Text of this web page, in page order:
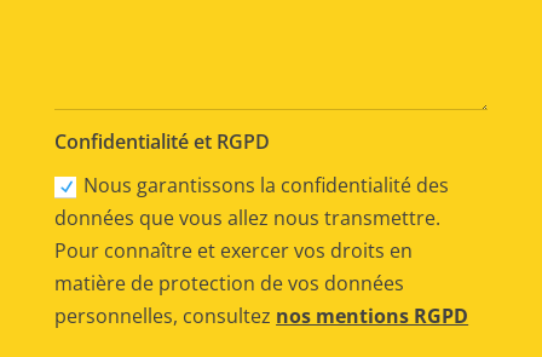
Confidentialité et RGPD
Nous garantissons la confidentialité des
données que vous allez nous transmettre.
Pour connaître et exercer vos droits en
matière de protection de vos données
personnelles, consultez nos mentions RGPD